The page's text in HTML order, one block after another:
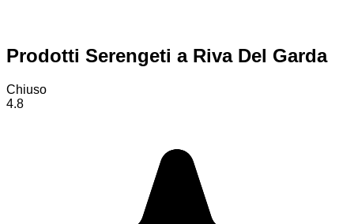
Prodotti Serengeti a Riva Del Garda
Chiuso
4.8